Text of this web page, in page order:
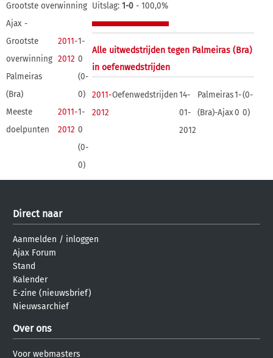
Grootste overwinning
Ajax -
Grootste
overwinning
Palmeiras
(Bra)
2011-
2012
1-
0
(0-
0)
Meeste
doelpunten
2011-
2012
1-
0
(0-
0)
Uitslag: 1-0 - 100,0%
Alle uitwedstrijden tegen Palmeiras (Bra)
in oefenwedstrijden
2011-
2012
Oefenwedstrijden14-
01-
2012
Palmeiras
(Bra)-Ajax
1-
0
(0-
0)
Direct naar
Aanmelden / inloggen
Ajax Forum
Stand
Kalender
E-zine (nieuwsbrief)
Nieuwsarchief
Over ons
Voor webmasters